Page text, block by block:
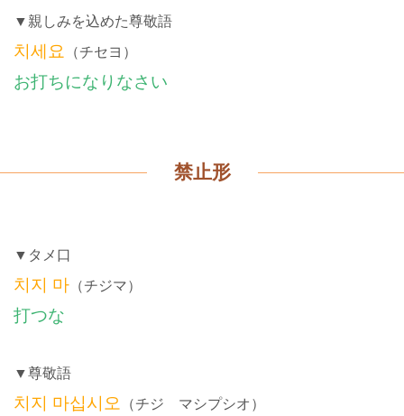
▼親しみを込めた尊敬語
치세요 （チセヨ）
お打ちになりなさい
禁止形
▼タメ口
치지 마 （チジマ）
打つな
▼尊敬語
치지 마십시오 （チジ マシプシオ）